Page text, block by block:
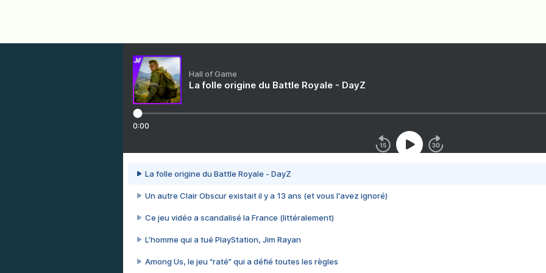
Hall of Game
La folle origine du Battle Royale - DayZ
0:00
La folle origine du Battle Royale - DayZ
Un autre Clair Obscur existait il y a 13 ans (et vous l'avez ignoré)
Ce jeu vidéo a scandalisé la France (littéralement)
L’homme qui a tué PlayStation, Jim Rayan
Among Us, le jeu “raté” qui a défié toutes les règles